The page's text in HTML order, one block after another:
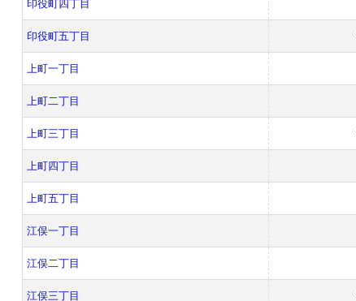
印役町四丁目
印役町五丁目
上町一丁目
上町二丁目
上町三丁目
上町四丁目
上町五丁目
江俣一丁目
江俣二丁目
江俣三丁目